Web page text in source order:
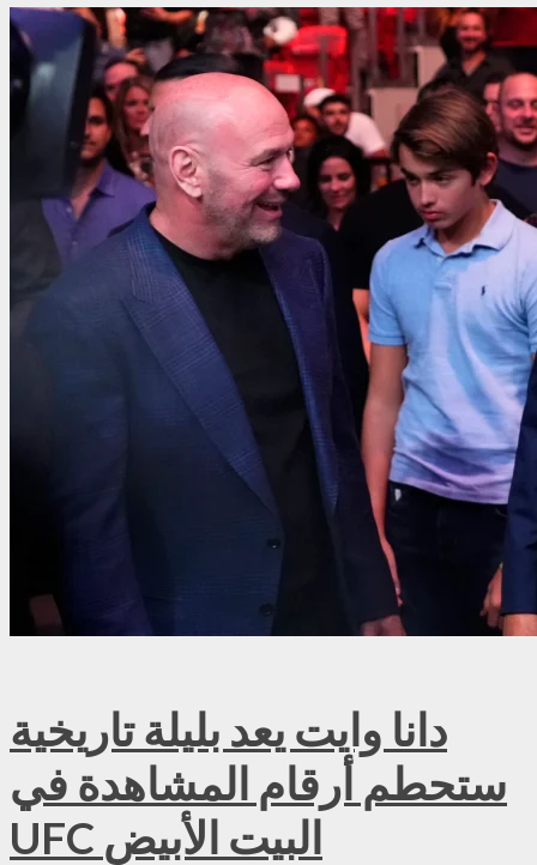
دانا وايت يعد بليلة تاريخية
ستحطم أرقام المشاهدة في
UFC البيت الأبيض